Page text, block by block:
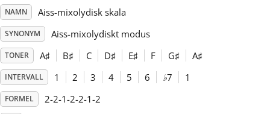
Español
Français
NAMN Aiss-mixolydisk skala
SYNONYM Aiss-mixolydiskt modus
TONER A♯ B♯ C D♯ E♯ F G♯ A♯
INTERVALL 1 2 3 4 5 6 ♭7 1
FORMEL 2-2-1-2-2-1-2